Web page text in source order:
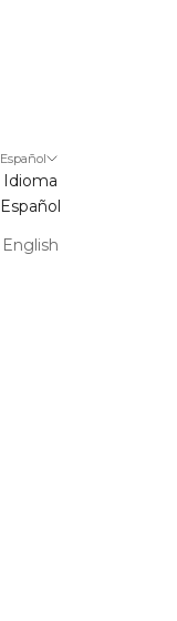
Español
Idioma
Español
English